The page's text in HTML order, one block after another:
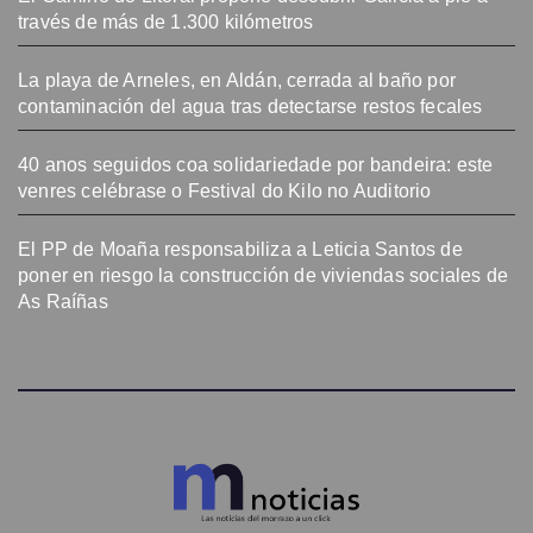
contaminación del agua tras detectarse restos fecales
40 anos seguidos coa solidariedade por bandeira: este
venres celébrase o Festival do Kilo no Auditorio
El PP de Moaña responsabiliza a Leticia Santos de
poner en riesgo la construcción de viviendas sociales de
As Raíñas